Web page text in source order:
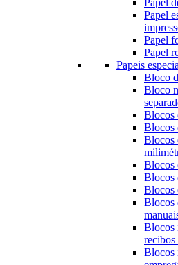
Papel
Papel
Papel
Papel
Papeis
Bloco
Bloco
Blocos
Blocos
Blocos
Blocos
Blocos
Blocos
Blocos
Blocos
recibos
Blocos